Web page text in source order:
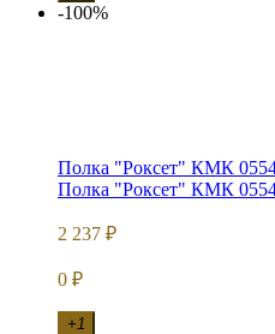
-100%
Полка "Роксет" КМК
Полка "Роксет" КМК
2 237 ₽
0 ₽
+1